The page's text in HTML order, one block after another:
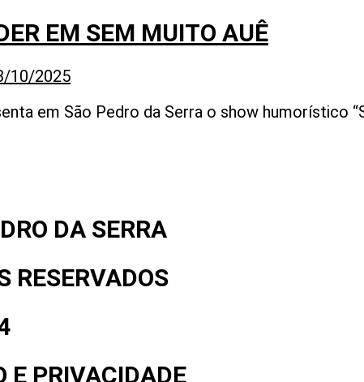
EM SEM MUITO AUÊ
em São Pedro da Serra o show humorístico
DA SERRA
RESERVADOS
E PRIVACIDADE